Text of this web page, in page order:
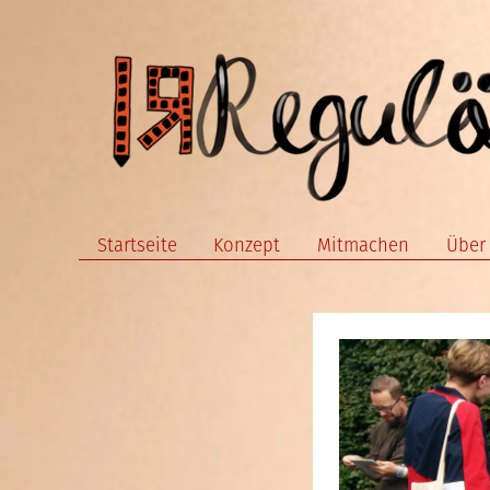
springen
Startseite Konzept Mitmachen